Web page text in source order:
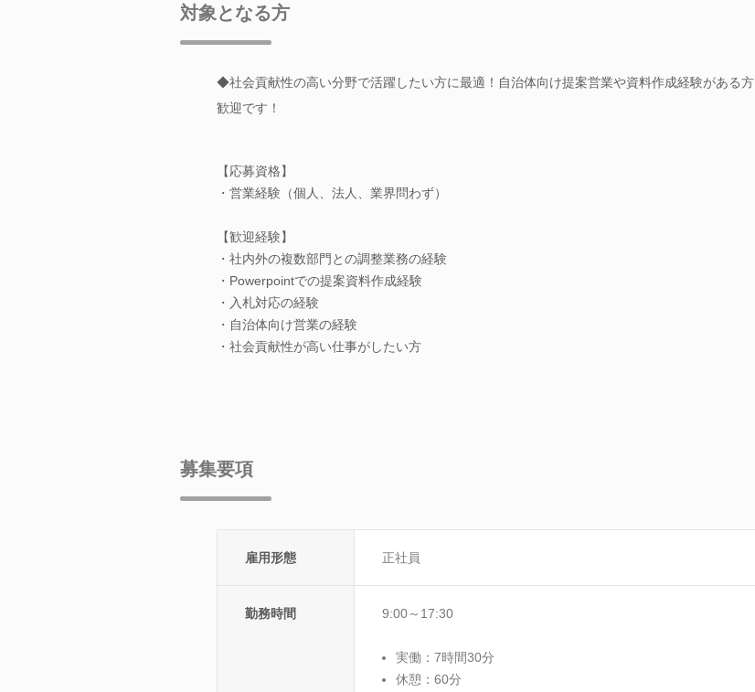
対象となる方
◆社会貢献性の高い分野で活躍したい方に最適！自治体向け提案営業や資料作成経験がある方
歓迎です！
【応募資格】
・営業経験（個人、法人、業界問わず）
【歓迎経験】
・社内外の複数部門との調整業務の経験
・Powerpointでの提案資料作成経験
・入札対応の経験
・自治体向け営業の経験
・社会貢献性が高い仕事がしたい方
募集要項
雇用形態 正社員
勤務時間 9:00～17:30
実働：7時間30分
休憩：60分